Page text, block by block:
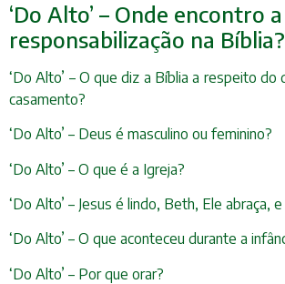
‘Do Alto’ – Onde encontro
responsabilização na Bíblia?
‘Do Alto’ – O que diz a Bíblia a respeito do
casamento?
‘Do Alto’ – Deus é masculino ou feminino?
‘Do Alto’ – O que é a Igreja?
‘Do Alto’ – Jesus é lindo, Beth, Ele abraça,
‘Do Alto’ – O que aconteceu durante a
‘Do Alto’ – Por que orar?